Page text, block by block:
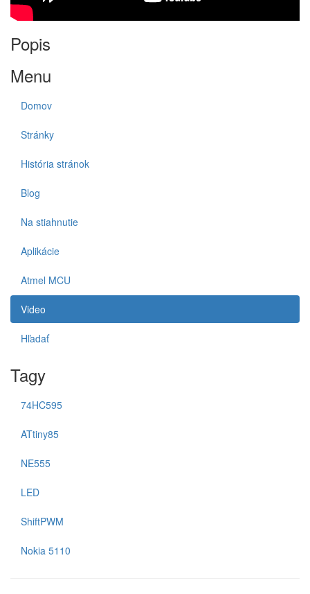
Popis
Menu
Domov
Stránky
História stránok
Blog
Na stiahnutie
Aplikácie
Atmel MCU
Video
Hľadať
Tagy
74HC595
ATtiny85
NE555
LED
ShiftPWM
Nokia 5110